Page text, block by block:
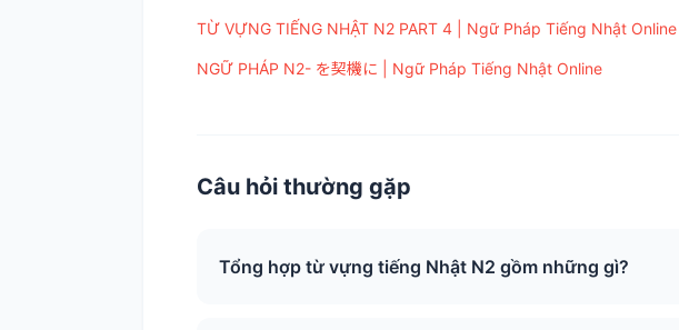
TỪ VỰNG TIẾNG NHẬT N2 PART 4 | Ngữ Pháp Tiếng Nhật Online
NGỮ PHÁP N2- を契機に | Ngữ Pháp Tiếng Nhật Online
Câu hỏi thường gặp
Tổng hợp từ vựng tiếng Nhật N2 gồm những gì?